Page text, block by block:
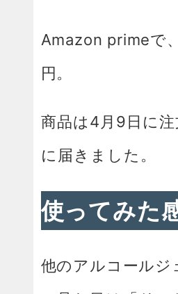
Amazon primeで
円。
商品は4月9日に注
に届きました。
使ってみた
他のアルコールジ